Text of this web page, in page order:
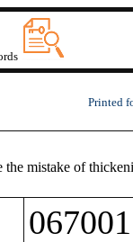
Printed
the mistake of